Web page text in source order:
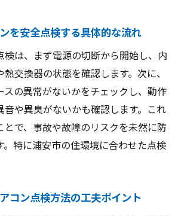
エアコン管理が家族の安全を守る
のエアコン点検ガイドまとめ
を長持ちさせる点検と管理の秘訣
でエアコン寿命を延ばす実践術
おすすめのエアコン点検の流れ
健康と安心を守る定期点検の重要性
点検の総まとめと今後の対策提案
を安全点検する具体的な流れ
検は、まず電源の切断から開始し、内
交換器の状態を確認します。次に、
スの異常がないかをチェックし、動作
音や異臭がないかも確認します。これ
とで、事故や故障のリスクを未然に防
。特に浦安市の住環境に合わせた点検
コン点検方法の工夫ポイント